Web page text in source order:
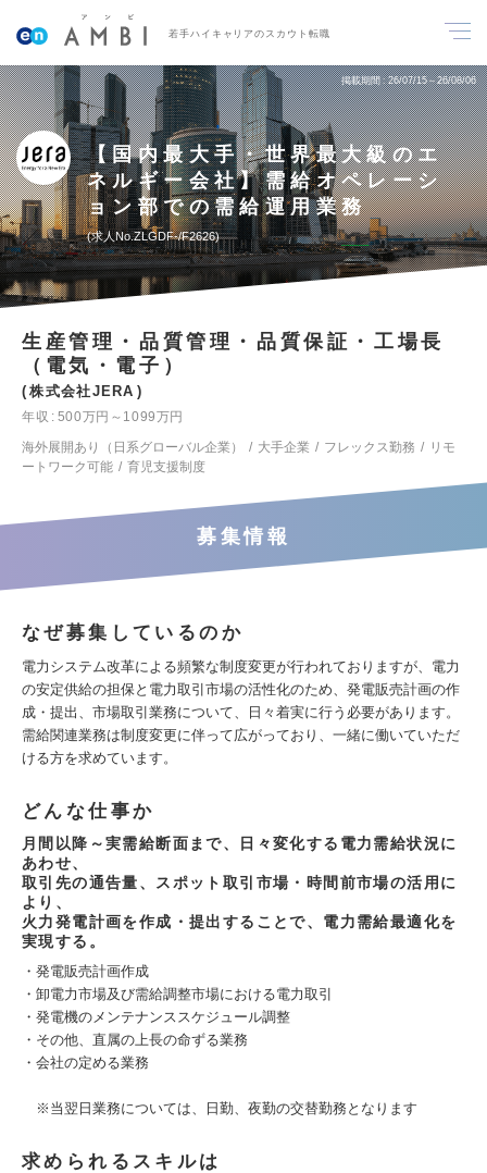
若手ハイキャリアのスカウト転職
掲載期間 26/07/15～26/08/06
【国内最大手・世界最大級のエ
ネルギー会社】需給オペレーシ
ョン部での需給運用業務
求人No.ZLGDF-/F2626
生産管理・品質管理・品質保証・工場長
（電気・電子）
株式会社JERA
年収
500万円～1099万円
海外展開あり（日系グローバル企業）
大手企業 フレックス勤務
リモ
ートワーク可能
育児支援制度
募集情報
なぜ募集しているのか
電力システム改革による頻繁な制度変更が行われておりますが、電力
の安定供給の担保と電力取引市場の活性化のため、発電販売計画の作
成・提出、市場取引業務について、日々着実に行う必要があります。
需給関連業務は制度変更に伴って広がっており、一緒に働いていただ
ける方を求めています。
どんな仕事か
月間以降～実需給断面まで、日々変化する電力需給状況に
あわせ、
取引先の通告量、スポット取引市場・時間前市場の活用に
より、
火力発電計画を作成・提出することで、電力需給最適化を
実現する。
・発電販売計画作成
・卸電力市場及び需給調整市場における電力取引
・発電機のメンテナンススケジュール調整
・その他、直属の上長の命ずる業務
・会社の定める業務
※当翌日業務については、日勤、夜勤の交替勤務となります
求められるスキルは